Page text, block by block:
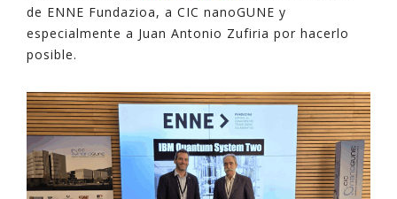
de ENNE Fundazioa, a CIC nanoGUNE y
especialmente a Juan Antonio Zufiria por hacerlo
posible.